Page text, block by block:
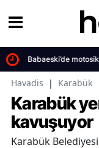
Babaeski’de
Havadis | Karabük
Karabük
kavuşuyor
Karabük